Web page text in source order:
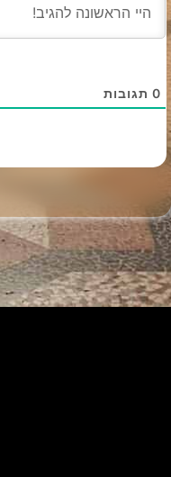
0 תגובות